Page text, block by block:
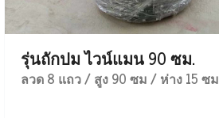
รุ่นถักปม ไวน์แมน 90 ซม.
ลวด 8 แถว / สูง 90 ซม / ห่าง 15 ซม